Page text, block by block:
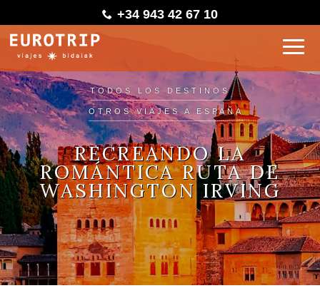
+34 943 42 67 10
TODOS LOS DESTINOS
OTROS VIAJES A ESPAÑA
RECREANDO LA
ROMÁNTICA RUTA DE
WASHINGTON IRVING